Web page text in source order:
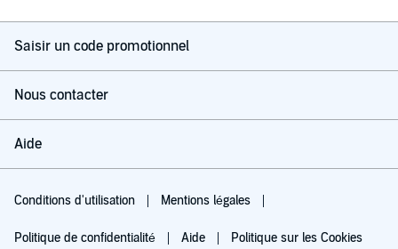
Saisir un code promotionnel
Nous contacter
Aide
Conditions d'utilisation Mentions légales
Politique de confidentialité Aide Politique sur les Cookies